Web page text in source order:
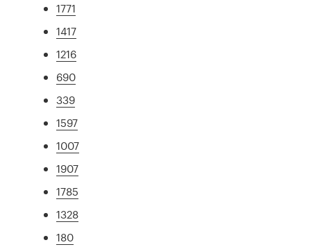
1771
1417
1216
690
339
1597
1007
1907
1785
1328
180